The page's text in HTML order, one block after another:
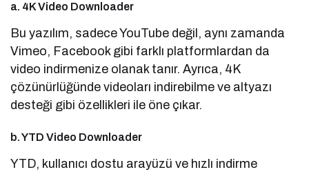
a. 4K Video Downloader
Bu yazılım, sadece YouTube değil, aynı zamanda
Vimeo, Facebook gibi farklı platformlardan da
video indirmenize olanak tanır. Ayrıca, 4K
çözünürlüğünde videoları indirebilme ve altyazı
desteği gibi özellikleri ile öne çıkar.
b. YTD Video Downloader
YTD, kullanıcı dostu arayüzü ve hızlı indirme